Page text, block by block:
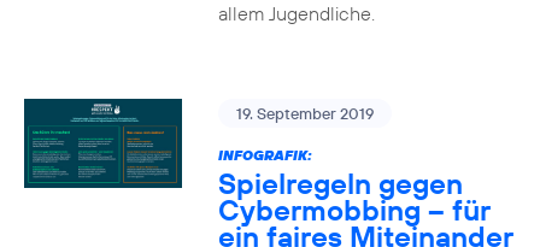
allem Jugendliche.
19. September 2019
INFOGRAFIK:
Spielregeln gegen
Cybermobbing – für
ein faires Miteinander